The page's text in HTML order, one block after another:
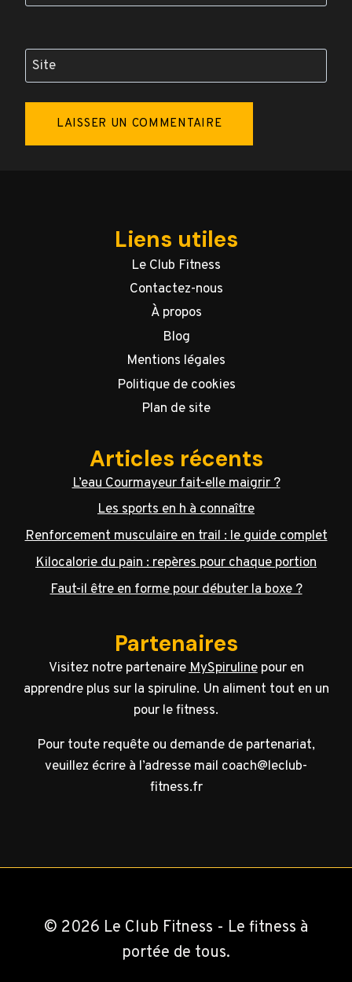
Site
Liens utiles
Le Club Fitness
Contactez-nous
À propos
Blog
Mentions légales
Politique de cookies
Plan de site
Articles récents
L’eau Courmayeur fait-elle maigrir ?
Les sports en h à connaître
Renforcement musculaire en trail : le guide complet
Kilocalorie du pain : repères pour chaque portion
Faut-il être en forme pour débuter la boxe ?
Partenaires
Visitez notre partenaireMySpirulinepour en
apprendre plus sur la spiruline. Un aliment tout en un
pour le fitness.
Pour toute requête ou demande de partenariat,
veuillez écrire à l’adresse mail coach@leclub-
fitness.fr
© 2026 Le Club Fitness - Le fitness à
portée de tous.